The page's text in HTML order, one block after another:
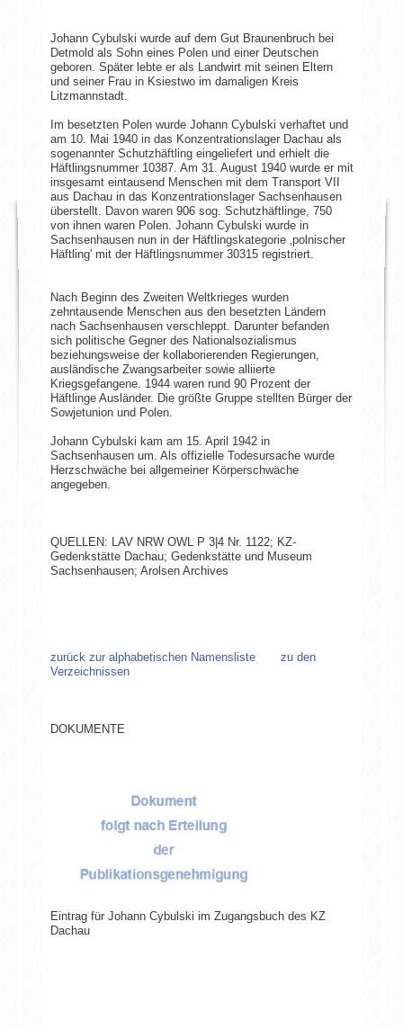
Johann Cybulski wurde auf dem Gut Braunenbruch bei
Detmold als Sohn eines Polen und einer Deutschen
geboren. Später lebte er als Landwirt mit seinen Eltern
und seiner Frau in Ksiestwo im damaligen Kreis
Litzmannstadt.
Im besetzten Polen wurde Johann Cybulski verhaftet und
am 10. Mai 1940 in das Konzentrationslager Dachau als
sogenannter Schutzhäftling eingeliefert und erhielt die
Häftlingsnummer 10387. Am 31. August 1940 wurde er mit
insgesamt eintausend Menschen mit dem Transport VII
aus Dachau in das Konzentrationslager Sachsenhausen
überstellt. Davon waren 906 sog. Schutzhäftlinge, 750
von ihnen waren Polen. Johann Cybulski wurde in
Sachsenhausen nun in der Häftlingskategorie ‚polnischer
Häftling' mit der Häftlingsnummer 30315 registriert.
Nach Beginn des Zweiten Weltkrieges wurden
zehntausende Menschen aus den besetzten Ländern
nach Sachsenhausen verschleppt. Darunter befanden
sich politische Gegner des Nationalsozialismus
beziehungsweise der kollaborierenden Regierungen,
ausländische Zwangsarbeiter sowie alliierte
Kriegsgefangene. 1944 waren rund 90 Prozent der
Häftlinge Ausländer. Die größte Gruppe stellten Bürger der
Sowjetunion und Polen.
Johann Cybulski kam am 15. April 1942 in
Sachsenhausen um. Als offizielle Todesursache wurde
Herzschwäche bei allgemeiner Körperschwäche
angegeben.
QUELLEN: LAV NRW OWL P 3|4 Nr. 1122; KZ-
Gedenkstätte Dachau; Gedenkstätte und Museum
Sachsenhausen; Arolsen Archives
zurück zur alphabetischen Namensliste
zu den
Verzeichnissen
DOKUMENTE
Eintrag für Johann Cybulski im Zugangsbuch des KZ
Dachau